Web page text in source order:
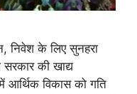
निवेश के लिए सुनहरा
की खाद्य
आर्थिक विकास को गति